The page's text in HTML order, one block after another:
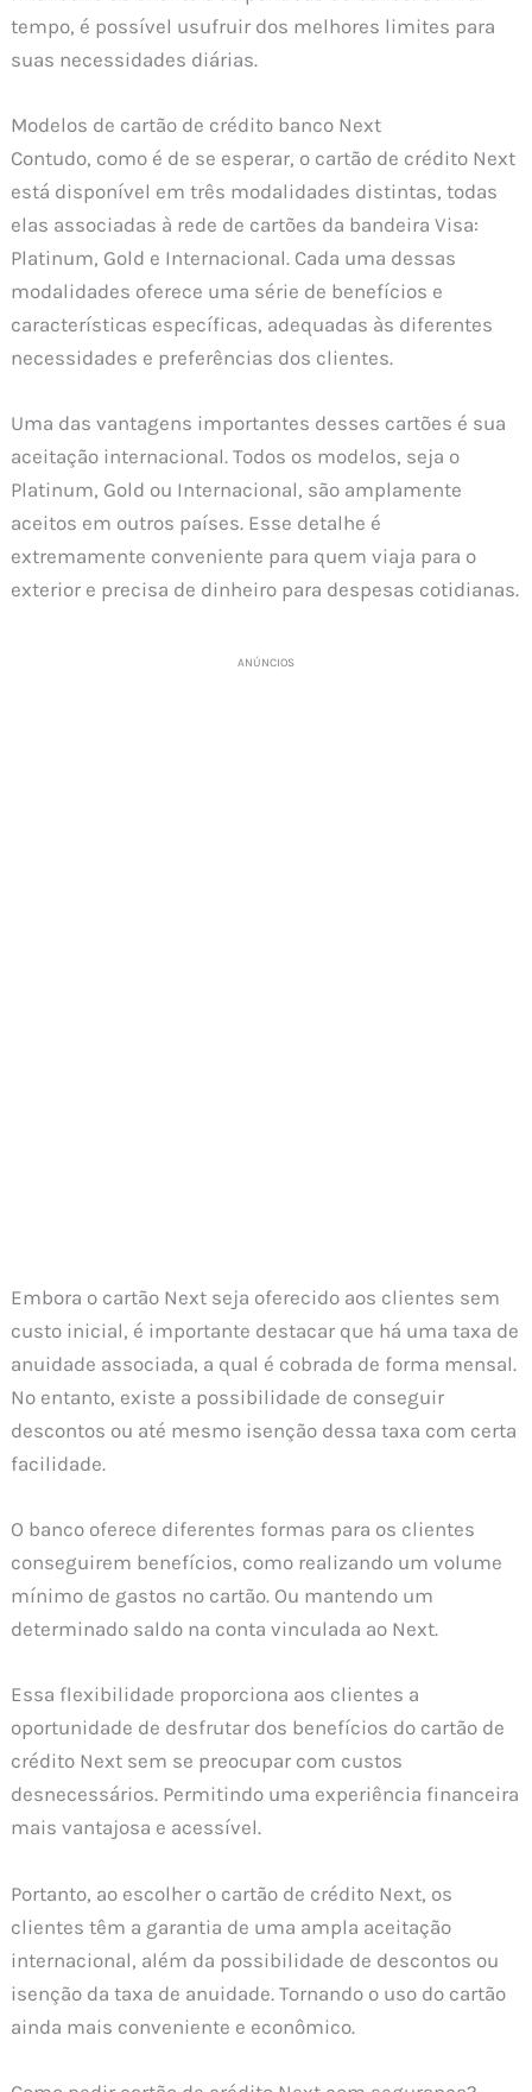
tempo, é possível usufruir dos melhores limites para
suas necessidades diárias.
Modelos de cartão de crédito banco Next
Contudo, como é de se esperar, o cartão de crédito Next
está disponível em três modalidades distintas, todas
elas associadas à rede de cartões da bandeira Visa:
Platinum, Gold e Internacional. Cada uma dessas
modalidades oferece uma série de benefícios e
características específicas, adequadas às diferentes
necessidades e preferências dos clientes.
Uma das vantagens importantes desses cartões é sua
aceitação internacional. Todos os modelos, seja o
Platinum, Gold ou Internacional, são amplamente
aceitos em outros países. Esse detalhe é
extremamente conveniente para quem viaja para o
exterior e precisa de dinheiro para despesas cotidianas.
ANÚNCIOS
Embora o cartão Next seja oferecido aos clientes sem
custo inicial, é importante destacar que há uma taxa de
anuidade associada, a qual é cobrada de forma mensal.
No entanto, existe a possibilidade de conseguir
descontos ou até mesmo isenção dessa taxa com certa
facilidade.
O banco oferece diferentes formas para os clientes
conseguirem benefícios, como realizando um volume
mínimo de gastos no cartão. Ou mantendo um
determinado saldo na conta vinculada ao Next.
Essa flexibilidade proporciona aos clientes a
oportunidade de desfrutar dos benefícios do cartão de
crédito Next sem se preocupar com custos
desnecessários. Permitindo uma experiência financeira
mais vantajosa e acessível.
Portanto, ao escolher o cartão de crédito Next, os
clientes têm a garantia de uma ampla aceitação
internacional, além da possibilidade de descontos ou
isenção da taxa de anuidade. Tornando o uso do cartão
ainda mais conveniente e econômico.